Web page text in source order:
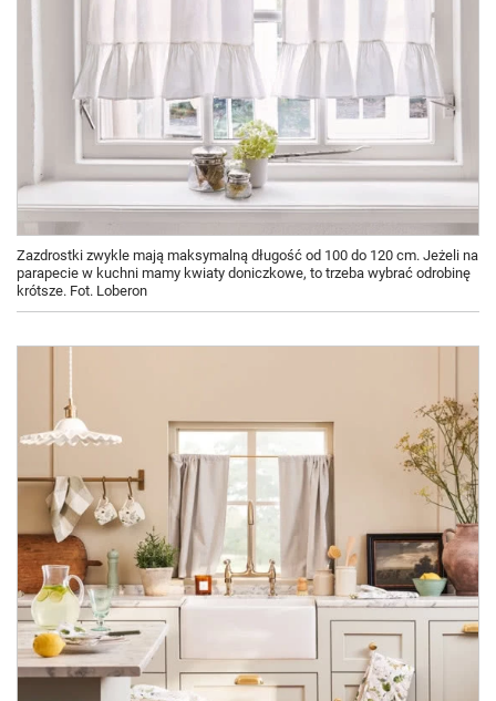
Zazdrostki zwykle mają maksymalną długość od 100 do 120 cm. Jeżeli na
parapecie w kuchni mamy kwiaty doniczkowe, to trzeba wybrać odrobinę
krótsze. Fot. Loberon